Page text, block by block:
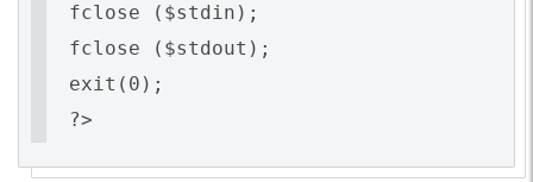
fclose ($stdin);
fclose ($stdout);
exit(0);
?>